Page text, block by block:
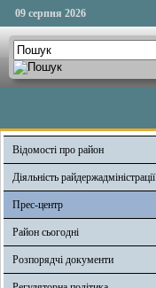
09 серпня 2026
Відомості про район
Діяльність райдержадміністрації
Прес-центр
Район сьогодні
Розпорядчі документи